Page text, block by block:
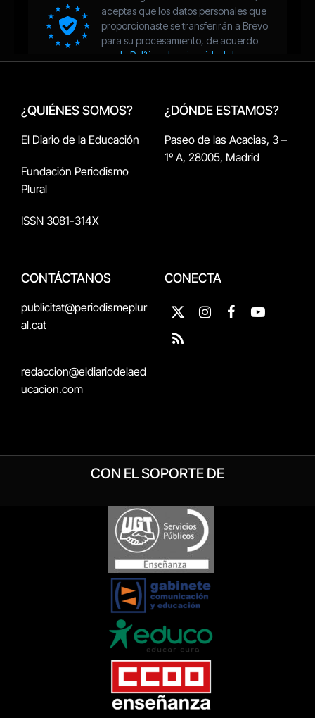
¿QUIÉNES SOMOS?
El Diario de la Educación
Fundación Periodismo
Plural
ISSN 3081-314X
¿DÓNDE ESTAMOS?
Paseo de las Acacias, 3 –
1º A, 28005, Madrid
CONTÁCTANOS
publicitat@periodismeplur
al.cat
redaccion@eldiariodelaed
ucacion.com
CONECTA
X
(Twitter)
InstagramFacebookYouTube
RSS
CON EL SOPORTE DE